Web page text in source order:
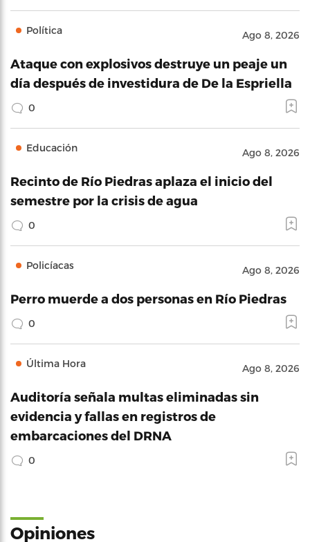
Política Ago 8, 2026
Ataque con explosivos destruye un peaje un
día después de investidura de De la Espriella
0
Educación Ago 8, 2026
Recinto de Río Piedras aplaza el inicio del
semestre por la crisis de agua
0
Policíacas Ago 8, 2026
Perro muerde a dos personas en Río Piedras
0
Última Hora Ago 8, 2026
Auditoría señala multas eliminadas sin
evidencia y fallas en registros de
embarcaciones del DRNA
0
Opiniones